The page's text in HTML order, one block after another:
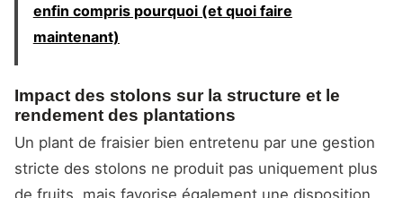
enfin compris pourquoi (et quoi faire
maintenant)
Impact des stolons sur la structure et le
rendement des plantations
Un plant de fraisier bien entretenu par une gestion
stricte des stolons ne produit pas uniquement plus